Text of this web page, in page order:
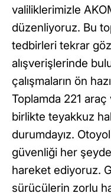
valiliklerimizle
düzenliyoruz. Bu
tedbirleri tekrar
alışverişlerinde
çalışmaların ön
Toplamda 221
birlikte teyakkuz
durumdayız. Otoyol
güvenliği her
hareket ediyoruz.
sürücülerin zorlu